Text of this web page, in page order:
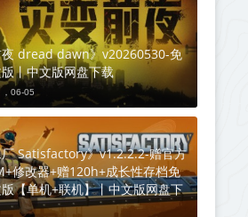
dread dawn》v20260530-免
丨中文版网盘下载
06-05
Satisfactory》v1.2.2.2-赠官方
修改器+赠120h+成长性存档免
【单机+联机】丨中文版网盘下